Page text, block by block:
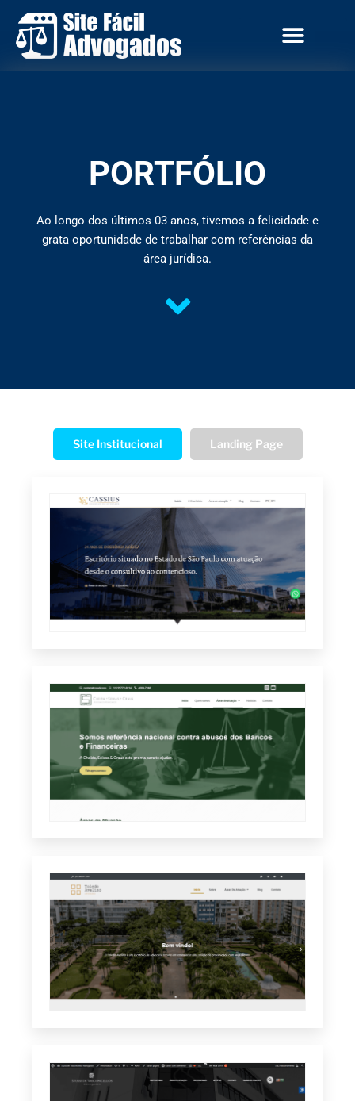
PORTFÓLIO
Ao longo dos últimos 03 anos, tivemos a felicidade e
grata oportunidade de trabalhar com referências da
área jurídica.
Site Institucional Landing Page